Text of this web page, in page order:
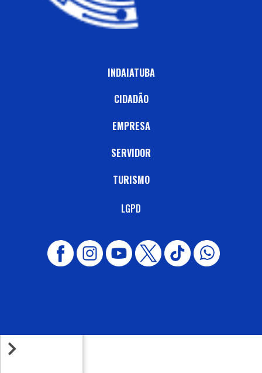
INDAIATUBA
CIDADÃO
EMPRESA
SERVIDOR
TURISMO
LGPD